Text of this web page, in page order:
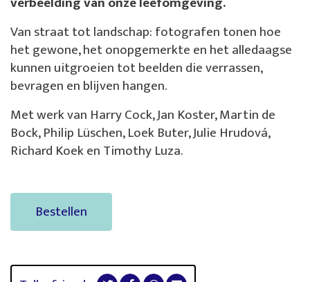
Van straat tot landschap: fotografen tonen hoe
het gewone, het onopgemerkte en het alledaagse
kunnen uitgroeien tot beelden die verrassen,
bevragen en blijven hangen.
Met werk van Harry Cock, Jan Koster, Martin de
Bock, Philip Lüschen, Loek Buter, Julie Hrudová,
Richard Koek en Timothy Luza.
Bestellen